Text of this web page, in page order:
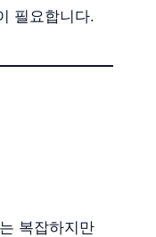
필요합니다.
복잡하지만